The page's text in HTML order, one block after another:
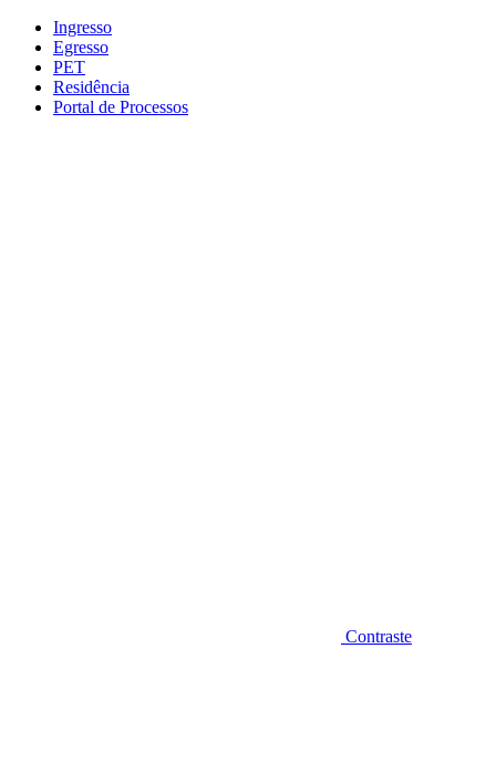
Conteúdo principal
Ingresso
Egresso
PET
Residência
Portal de Processos
Contraste